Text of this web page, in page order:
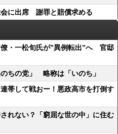
に出席 謝罪と賠償求める
僚・一松旬氏が”異例転出”へ 官邸
ちの党」 略称は「いのち」
帯して戦おー！悪政高市を打倒す
れない？「窮屈な世の中」に住む